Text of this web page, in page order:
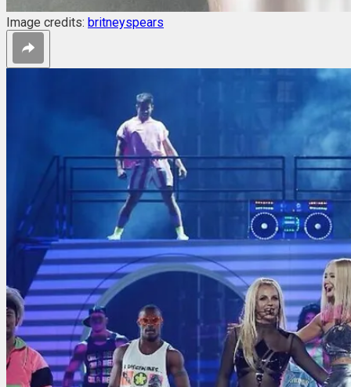
Image credits: britneyspears